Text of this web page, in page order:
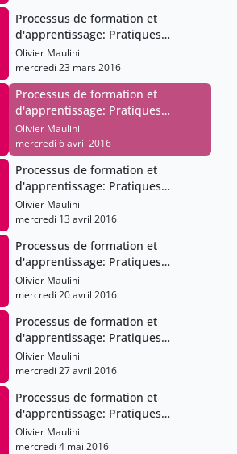
Processus de formation et
d'apprentissage: Pratiques
pédagogiques et institutions
scolaires
Olivier Maulini
mercredi 23 mars 2016
Processus de formation et
d'apprentissage: Pratiques
pédagogiques et institutions
scolaires
Olivier Maulini
mercredi 6 avril 2016
Processus de formation et
d'apprentissage: Pratiques
pédagogiques et institutions
scolaires
Olivier Maulini
mercredi 13 avril 2016
Processus de formation et
d'apprentissage: Pratiques
pédagogiques et institutions
scolaires
Olivier Maulini
mercredi 20 avril 2016
Processus de formation et
d'apprentissage: Pratiques
pédagogiques et institutions
scolaires
Olivier Maulini
mercredi 27 avril 2016
Processus de formation et
d'apprentissage: Pratiques
pédagogiques et institutions
scolaires
Olivier Maulini
mercredi 4 mai 2016